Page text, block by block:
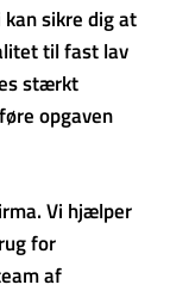
sikre dig at
til fast lav
stærkt
opgaven
Vi hjælper
for
af